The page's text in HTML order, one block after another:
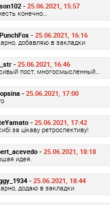
- 25.06.2021, 15:57
конечно…
- 25.06.2021, 16:16
добавляю в закладки
-25.06.2021, 16:46
пост, многосмысленный…
- 25.06.2021, 17:00
-25.06.2021, 17:42
за цікаву ретроспективу!
-25.06.2021, 18:18
идея.
- 25.06.2021, 18:44
додаю в закладки